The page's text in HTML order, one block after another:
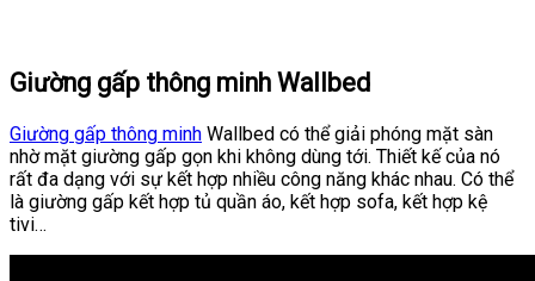
Giường gấp thông minh Wallbed
Giường gấp thông minh Wallbed có thể giải phóng mặt sàn
nhờ mặt giường gấp gọn khi không dùng tới. Thiết kế của nó
rất đa dạng với sự kết hợp nhiều công năng khác nhau. Có thể
là giường gấp kết hợp tủ quần áo, kết hợp sofa, kết hợp kệ
tivi…